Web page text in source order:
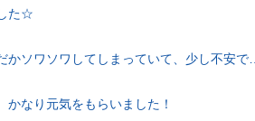
た☆
かソワソワしてしまっていて、少し不安で…
かなり元気をもらいました！